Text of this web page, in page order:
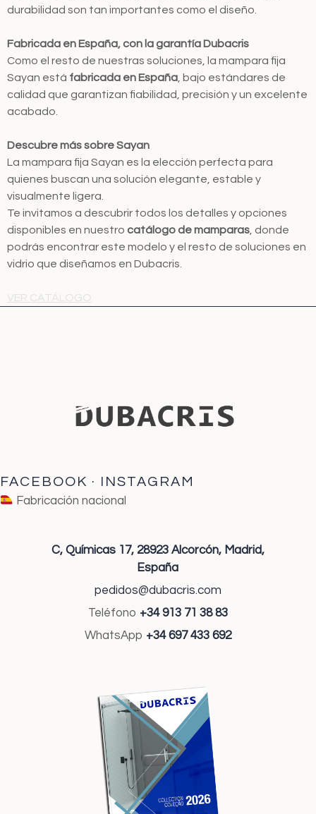
durabilidad son tan importantes como el diseño.
Fabricada en España, con la garantía Dubacris
Como el resto de nuestras soluciones, la mampara fija
Sayan está fabricada en España, bajo estándares de
calidad que garantizan fiabilidad, precisión y un excelente
acabado.
Descubre más sobre Sayan
La mampara fija Sayan es la elección perfecta para
quienes buscan una solución elegante, estable y
visualmente ligera.
Te invitamos a descubrir todos los detalles y opciones
disponibles en nuestro catálogo de mamparas, donde
podrás encontrar este modelo y el resto de soluciones en
vidrio que diseñamos en Dubacris.
VER CATÁLOGO
FACEBOOK · INSTAGRAM
Fabricación nacional
C, Químicas 17, 28923 Alcorcón, Madrid,
España
pedidos@dubacris.com
Teléfono +34 913 71 38 83
WhatsApp +34 697 433 692